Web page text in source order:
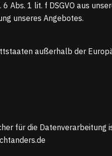
Abs. 1 lit. f DSGVO aus
unseres Angebotes.
außerhalb der
für die